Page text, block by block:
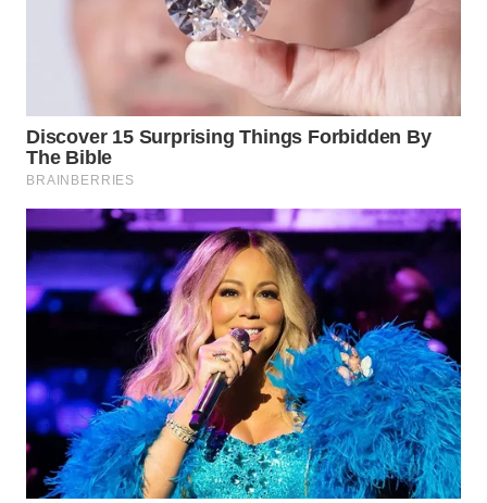
SOLO
WN
BOROBUDUR
MADURA
WN
SURABAYA
NATUNA
WN
BINTAN